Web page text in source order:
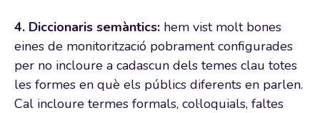
4. Diccionaris semàntics: hem vist molt bones
eines de monitorització pobrament configurades
per no incloure a cadascun dels temes clau totes
les formes en què els públics diferents en parlen.
Cal incloure termes formals, col·loquials, faltes